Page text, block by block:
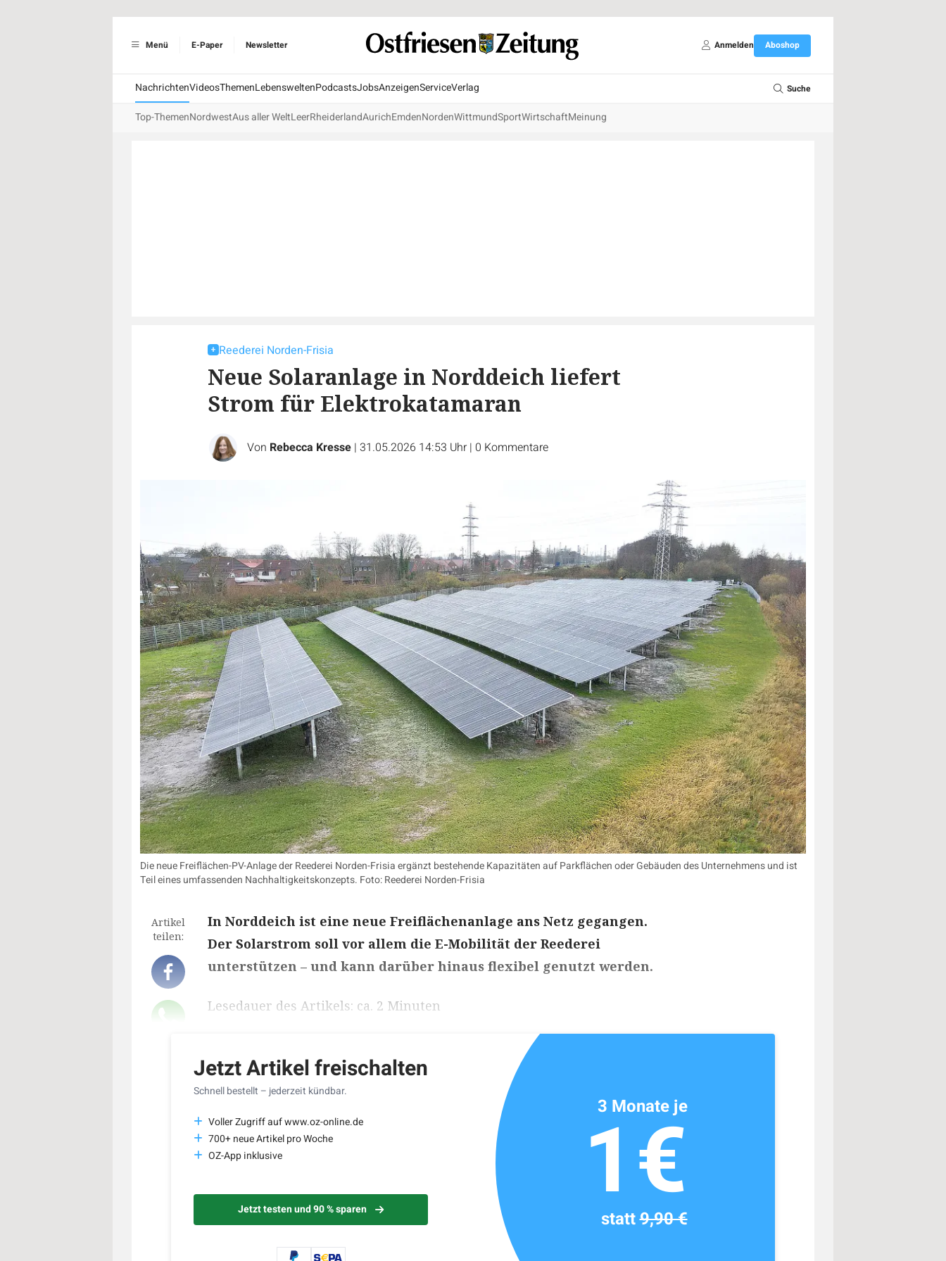
Menü E-Paper Newsletter Anmelden Aboshop
NachrichtenVideosThemenLebensweltenPodcastsJobsAnzeigenServiceVerlag Suche
Top-ThemenNordwestAus aller WeltLeerRheiderlandAurichEmdenNordenWittmundSportWirtschaftMeinung
Reederei Norden-Frisia
Neue Solaranlage in Norddeich liefert
Strom für Elektrokatamaran
Von Rebecca Kresse | 31.05.2026 14:53 Uhr | 0 Kommentare
Die neue Freiflächen-PV-Anlage der Reederei Norden-Frisia ergänzt bestehende Kapazitäten auf Parkflächen oder Gebäuden des Unternehmens und ist
Teil eines umfassenden Nachhaltigkeitskonzepts. Foto: Reederei Norden-Frisia
Artikel
teilen:
In Norddeich ist eine neue Freiflächenanlage ans Netz gegangen.
Der Solarstrom soll vor allem die E-Mobilität der Reederei
unterstützen – und kann darüber hinaus flexibel genutzt werden.
Lesedauer des Artikels: ca. 2 Minuten
Jetzt Artikel freischalten
Schnell bestellt – jederzeit kündbar.
Voller Zugriff auf www.oz-online.de
700+ neue Artikel pro Woche
OZ-App inklusive
Jetzt testen und 90 % sparen
3 Monate je
1€
statt9,90 €